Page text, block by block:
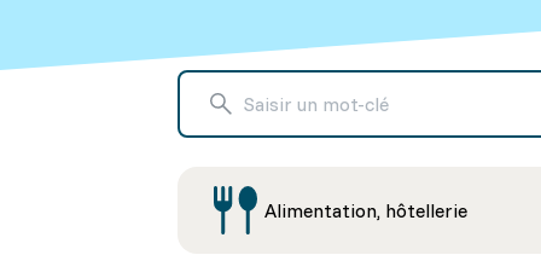
Alimentation, hôtellerie